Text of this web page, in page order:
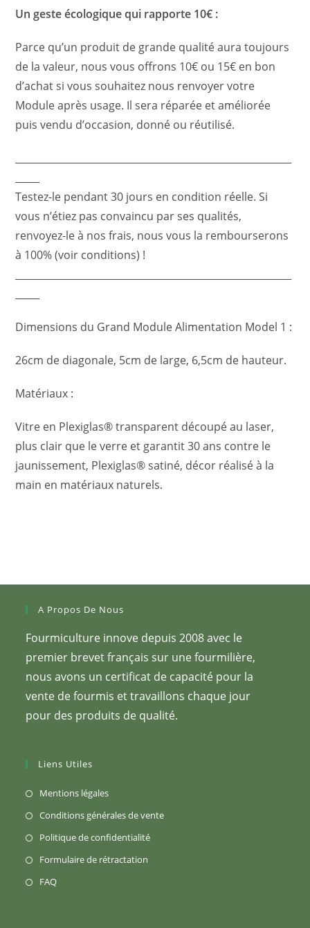
Un geste écologique qui rapporte 10€ :
Parce qu’un produit de grande qualité aura toujours
de la valeur, nous vous offrons 10€ ou 15€ en bon
d’achat si vous souhaitez nous renvoyer votre
Module après usage. Il sera réparée et améliorée
puis vendu d’occasion, donné ou réutilisé.
Testez-le pendant 30 jours en condition réelle. Si
vous n’étiez pas convaincu par ses qualités,
renvoyez-le à nos frais, nous vous la rembourserons
à 100% (voir conditions) !
Dimensions du Grand Module Alimentation Model 1 :
26cm de diagonale, 5cm de large, 6,5cm de hauteur.
Matériaux :
Vitre en Plexiglas® transparent découpé au laser,
plus clair que le verre et garantit 30 ans contre le
jaunissement, Plexiglas® satiné, décor réalisé à la
main en matériaux naturels.
A Propos De Nous
Fourmiculture innove depuis 2008 avec le
premier brevet français sur une fourmilière,
nous avons un certificat de capacité pour la
vente de fourmis et travaillons chaque jour
pour des produits de qualité.
Liens Utiles
Mentions légalesS’ouvre
nouvel
onglet
Conditions générales de venteS’ouvre
Politique de confidentialitéS’ouvre
Formulaire de rétractation
FAQS’ouvre